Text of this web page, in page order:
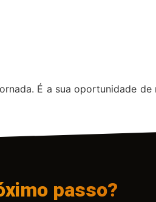
É a sua oportunidade de
passo?